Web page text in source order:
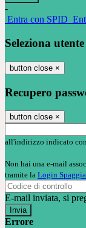
-
Entra con SPID
Seleziona utente
button close ×
Recupero
button close ×
all'indirizzo indicato
Non hai una e-mail
tramite la Login
E-mail inviata, si
Errore